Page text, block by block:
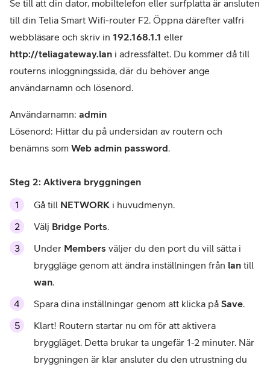
Se till att din dator, mobiltelefon eller surfplatta är ansluten
till din Telia Smart Wifi-router F2. Öppna därefter valfri
webbläsare och skriv in 192.168.1.1 eller
http://teliagateway.lan i adressfältet. Du kommer då till
routerns inloggningssida, där du behöver ange
användarnamn och lösenord.
Användarnamn: admin
Lösenord: Hittar du på undersidan av routern och
benämns som Web admin password.
Steg 2: Aktivera bryggningen
Gå till NETWORK i huvudmenyn.
Välj Bridge Ports.
Under Members väljer du den port du vill sätta i
bryggläge genom att ändra inställningen från lan till
wan.
Spara dina inställningar genom att klicka på Save.
Klart! Routern startar nu om för att aktivera
bryggläget. Detta brukar ta ungefär 1-2 minuter. När
bryggningen är klar ansluter du den utrustning du